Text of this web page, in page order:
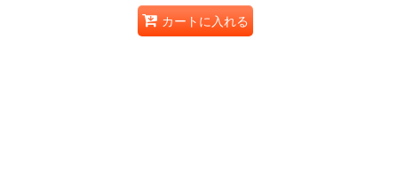
カートに入れる